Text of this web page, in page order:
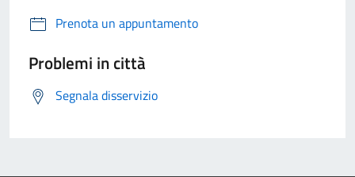
Prenota un appuntamento
Problemi in città
Segnala disservizio